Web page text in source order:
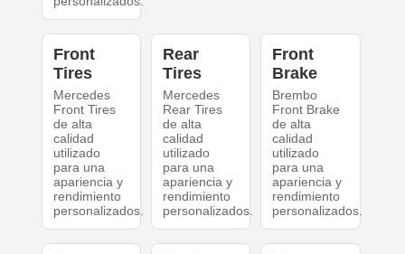
Front
Tires
Mercedes
Front Tires
de alta
calidad
utilizado
para una
apariencia y
rendimiento
personalizados.
Rear
Tires
Mercedes
Rear Tires
de alta
calidad
utilizado
para una
apariencia y
rendimiento
personalizados.
Front
Brake
Brembo
Front Brake
de alta
calidad
utilizado
para una
apariencia y
rendimiento
personalizados.